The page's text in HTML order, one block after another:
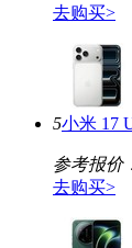
去购买>
5小米 17
参考报价
去购买>